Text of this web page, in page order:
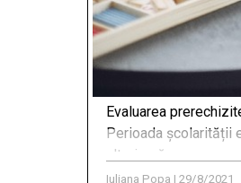
Evaluarea
Perioada școlarității
ulterioară.
Iuliana Popa | 29/8/2021